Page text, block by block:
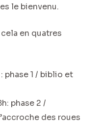
le bienvenu.
en quatres
phase 1 / biblio et
phase 2 /
des roues